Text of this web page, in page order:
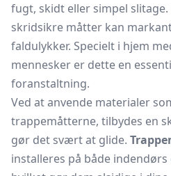
fugt, skidt eller simpel slitage.
skridsikre måtter kan
faldulykker. Specielt i hjem
mennesker er dette en
foranstaltning.
Ved at anvende materialer
trappemåtterne, tilbydes en
gør det svært at glide.
installeres på både